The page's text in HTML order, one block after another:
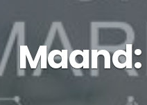
Maand: